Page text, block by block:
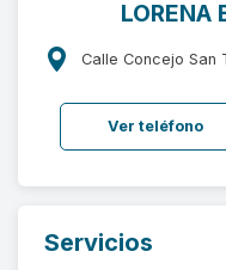
LORENA
Calle Concejo San
Ver teléfono
Servicios